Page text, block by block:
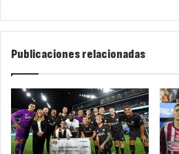
Publicaciones relacionadas